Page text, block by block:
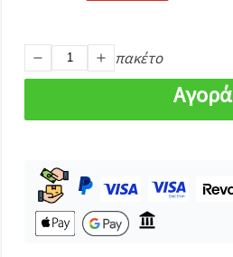
προτιμήσεις
σας στις
cookies και
κάνοντας
κλικ στο
κουμπί
Αποθήκευση.
πακέτο
Αγορά